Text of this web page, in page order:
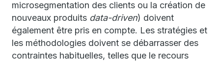
microsegmentation des clients ou la création de
nouveaux produits data-driven) doivent
également être pris en compte. Les stratégies et
les méthodologies doivent se débarrasser des
contraintes habituelles, telles que le recours